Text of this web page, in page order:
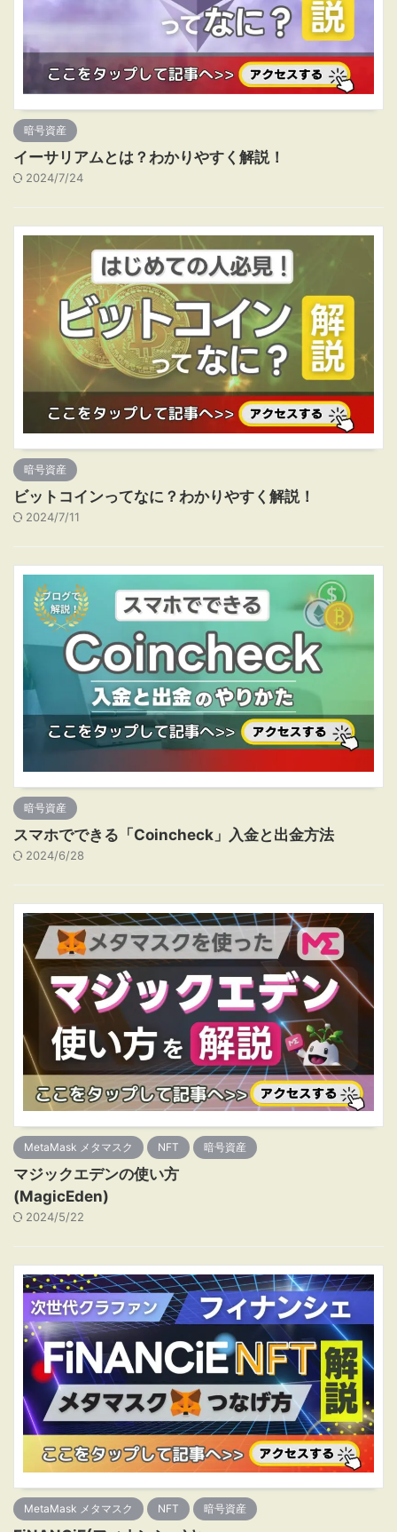
暗号資産
イーサリアムとは？わかりやすく解説！
2024/7/24
暗号資産
ビットコインってなに？わかりやすく解説！
2024/7/11
暗号資産
スマホでできる「Coincheck」入金と出金方法
2024/6/28
MetaMask メタマスク NFT 暗号資産
マジックエデンの使い方
(MagicEden)
2024/5/22
MetaMask メタマスク NFT 暗号資産